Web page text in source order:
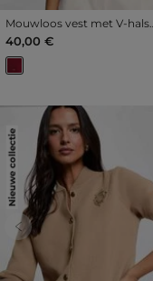
Mouwloos vest met V-hals
bordeaux vrouw
40,00 €
Nieuwe collectie
Previous